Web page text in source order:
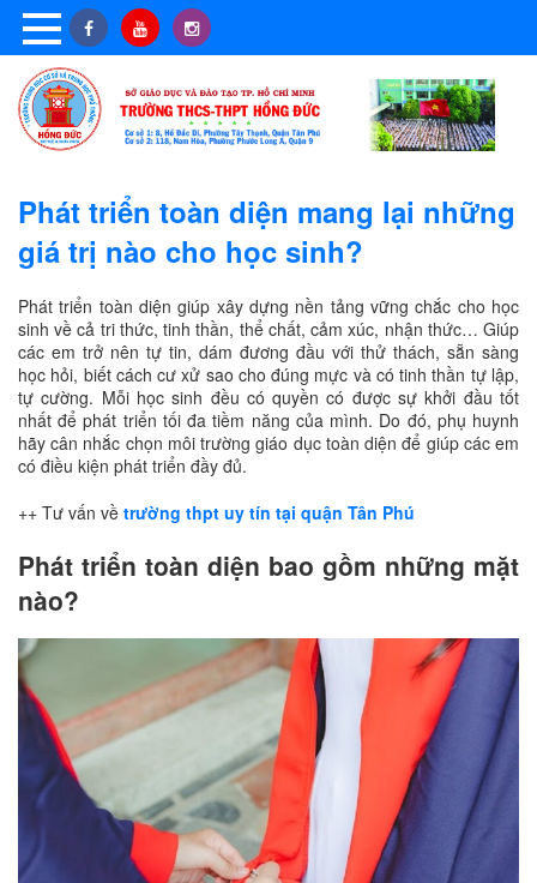
Phát triển toàn diện mang lại những
giá trị nào cho học sinh?
Phát triển toàn diện giúp xây dựng nền tảng vững chắc cho học
sinh về cả tri thức, tinh thần, thể chất, cảm xúc, nhận thức… Giúp
các em trở nên tự tin, dám đương đầu với thử thách, sẵn sàng
học hỏi, biết cách cư xử sao cho đúng mực và có tinh thần tự lập,
tự cường. Mỗi học sinh đều có quyền có được sự khởi đầu tốt
nhất để phát triển tối đa tiềm năng của mình. Do đó, phụ huynh
hãy cân nhắc chọn môi trường giáo dục toàn diện để giúp các em
có điều kiện phát triển đầy đủ.
++ Tư vấn về trường thpt uy tín tại quận Tân Phú
Phát triển toàn diện bao gồm những mặt
nào?